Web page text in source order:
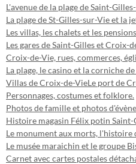
L'avenue de la plage de Saint-
La plage de St-Gilles-sur-Vie et la
Les villas, les chalets et les
Les gares de Saint-Gilles et Croix-
Croix-de-Vie, rues, commerces,
La plage, le casino et la corniche
Villas de Croix-de-VieLe port de
Personnages, costumes et folklore.
Photos de famille et photos
Histoire magasin Félix potin
Le monument aux morts, l'histoire
Le musée maraichin et le groupe
Carnet avec cartes postales